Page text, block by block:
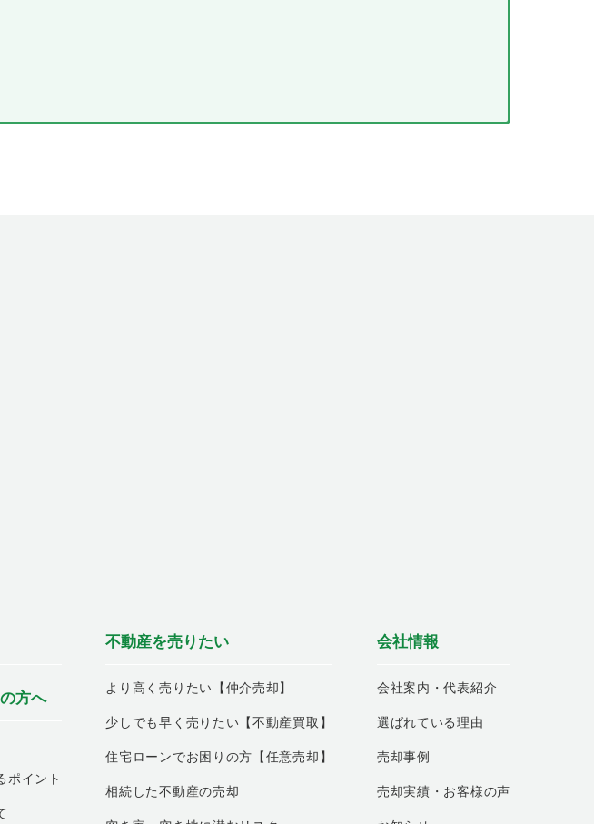
方へ
ポイント
不動産を売りたい
より高く売りたい【仲介売却】
少しでも早く売りたい【不動産買取】
住宅ローンでお困りの方【任意売却】
相続した不動産の売却
会社情報
会社案内・代表紹介
選ばれている理由
売却事例
売却実績・お客様の声